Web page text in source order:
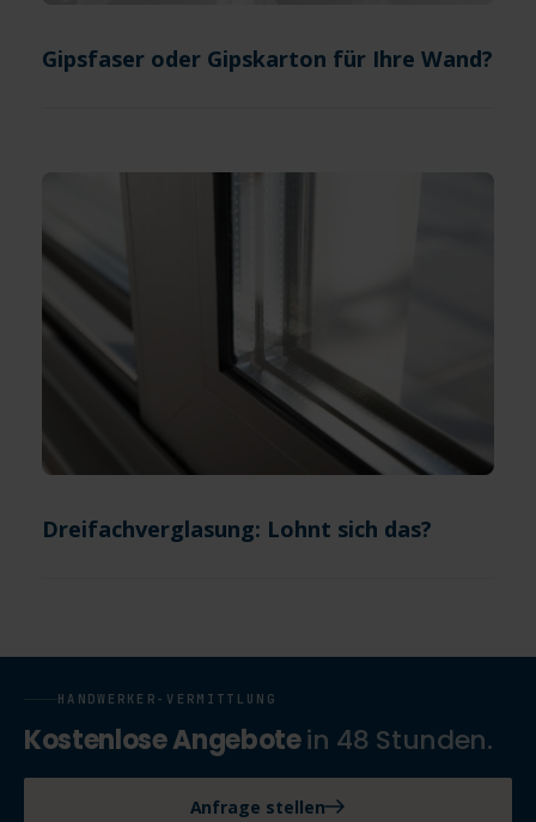
Gipsfaser oder Gipskarton für Ihre Wand?
Dreifachverglasung: Lohnt sich das?
HANDWERKER-VERMITTLUNG
Kostenlose Angebotein 48 Stunden.
Anfrage stellen